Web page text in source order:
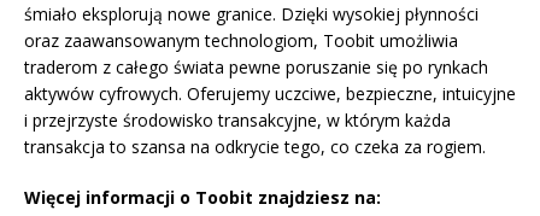
śmiało eksplorują nowe granice. Dzięki wysokiej płynności
oraz zaawansowanym technologiom, Toobit umożliwia
traderom z całego świata pewne poruszanie się po rynkach
aktywów cyfrowych. Oferujemy uczciwe, bezpieczne, intuicyjne
i przejrzyste środowisko transakcyjne, w którym każda
transakcja to szansa na odkrycie tego, co czeka za rogiem.
Więcej informacji o Toobit znajdziesz na: